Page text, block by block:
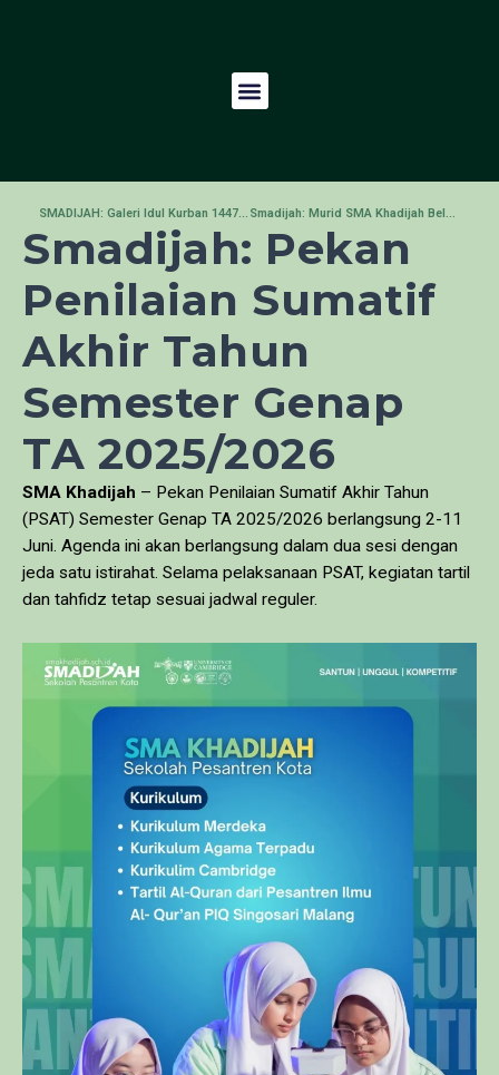
SMADIJAH: Galeri Idul Kurban 1447 H Smadijah: Murid SMA Khadijah Belajar Literasi Keuangan Digital Bersama bank Indonesia
Smadijah: Pekan
Penilaian Sumatif
Akhir Tahun
Semester Genap
TA 2025/2026
SMA Khadijah – Pekan Penilaian Sumatif Akhir Tahun
(PSAT) Semester Genap TA 2025/2026 berlangsung 2-11
Juni. Agenda ini akan berlangsung dalam dua sesi dengan
jeda satu istirahat. Selama pelaksanaan PSAT, kegiatan tartil
dan tahfidz tetap sesuai jadwal reguler.